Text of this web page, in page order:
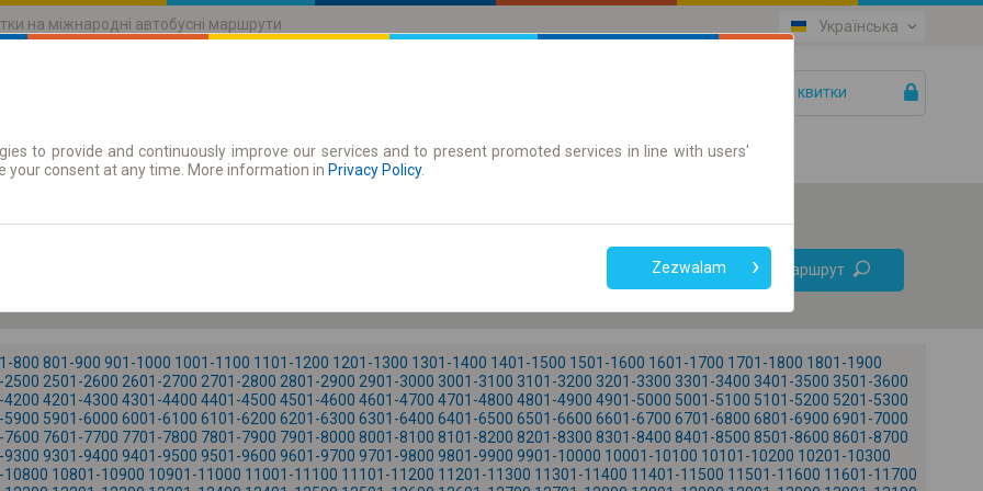
на міжнародні автобусні маршрути Українська
Ваші квитки
Абонементи
Тільки онлайн квиток
Знайти маршрут
+
800 801-900 901-1000 1001-1100 1101-1200 1201-1300 1301-1400 1401-1500 1501-1600 1601-1700 1701-1800 1801-1900
2500 2501-2600 2601-2700 2701-2800 2801-2900 2901-3000 3001-3100 3101-3200 3201-3300 3301-3400 3401-3500 3501-3600
4200 4201-4300 4301-4400 4401-4500 4501-4600 4601-4700 4701-4800 4801-4900 4901-5000 5001-5100 5101-5200 5201-5300
5900 5901-6000 6001-6100 6101-6200 6201-6300 6301-6400 6401-6500 6501-6600 6601-6700 6701-6800 6801-6900 6901-7000
7600 7601-7700 7701-7800 7801-7900 7901-8000 8001-8100 8101-8200 8201-8300 8301-8400 8401-8500 8501-8600 8601-8700
9300 9301-9400 9401-9500 9501-9600 9601-9700 9701-9800 9801-9900 9901-10000 10001-10100 10101-10200 10201-10300
10800 10801-10900 10901-11000 11001-11100 11101-11200 11201-11300 11301-11400 11401-11500 11501-11600 11601-11700
to provide and continuously improve our services and to present promoted services in line with users'
your consent at any time. More information in Privacy Policy.
Zezwalam